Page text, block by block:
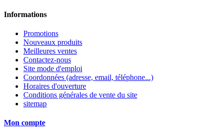
Informations
Promotions
Nouveaux produits
Meilleures ventes
Contactez-nous
Site mode d'emploi
Coordonnées (adresse, email, téléphone...)
Horaires d'ouverture
Conditions générales de vente du site
sitemap
Mon compte